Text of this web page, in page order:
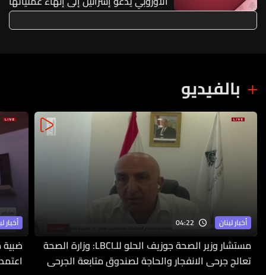
في لبنان
بالفيديو
أخبار لبنان 04:22
مستشار وزير الصحة جوزيف الحلو للـLBCI: وزارة الصحة
تعالج جرحى الانفجار والحاجة لصندوق متابعة الجرحى
أخبار
ضبية